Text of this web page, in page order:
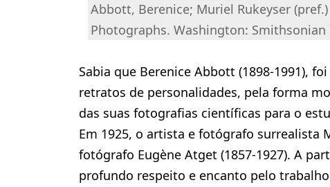
Abbott, Berenice; Muriel Rukeyser
Photographs. Washington: Smithsonian
Sabia que Berenice Abbott (1898-1991),
retratos de personalidades, pela forma
das suas fotografias científicas para o
Em 1925, o artista e fotógrafo surrealista
fotógrafo Eugène Atget (1857-1927). A
profundo respeito e encanto pelo